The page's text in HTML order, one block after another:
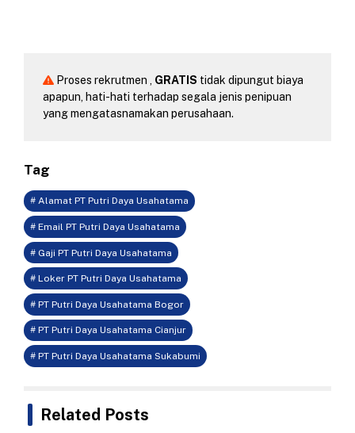
Proses rekrutmen , GRATIS tidak dipungut biaya
apapun, hati-hati terhadap segala jenis penipuan
yang mengatasnamakan perusahaan.
Tag
# Alamat PT Putri Daya Usahatama
# Email PT Putri Daya Usahatama
# Gaji PT Putri Daya Usahatama
# Loker PT Putri Daya Usahatama
# PT Putri Daya Usahatama Bogor
# PT Putri Daya Usahatama Cianjur
# PT Putri Daya Usahatama Sukabumi
Related Posts